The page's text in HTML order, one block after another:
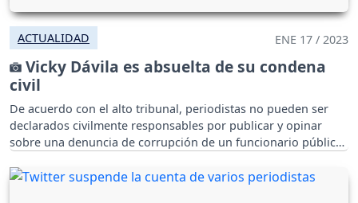
ACTUALIDAD ENE 17 / 2023
Vicky Dávila es absuelta de su condena
civil
De acuerdo con el alto tribunal, periodistas no pueden ser
declarados civilmente responsables por publicar y opinar
sobre una denuncia de corrupción de un funcionario público.